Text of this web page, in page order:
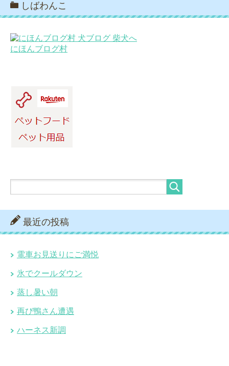
しばわんこ
にほんブログ村
最近の投稿
電車お見送りにご満悦
氷でクールダウン
蒸し暑い朝
再び鴨さん遭遇
ハーネス新調